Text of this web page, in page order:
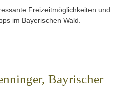
Freizeitmöglichkeiten und
im Bayerischen Wald.
Bayrischer